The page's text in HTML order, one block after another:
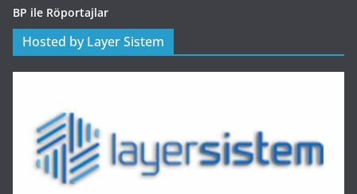
BP ile Röportajlar
Hosted by Layer Sistem